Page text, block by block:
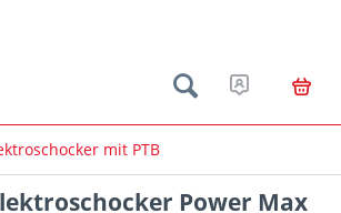
mit PTB
Power Max